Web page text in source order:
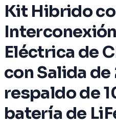
Kit Hibrido
Eléctrica de
con Salida
respaldo de
batería de